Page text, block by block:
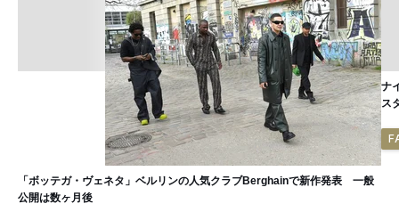
「ボッテガ・ヴェネタ」ベルリンの人気クラブBerghainで新作発表 一般
公開は数ヶ月後
ナ
ス